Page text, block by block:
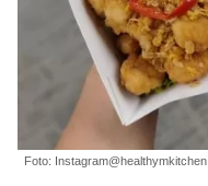
Foto: Instagram@healthymkitchen